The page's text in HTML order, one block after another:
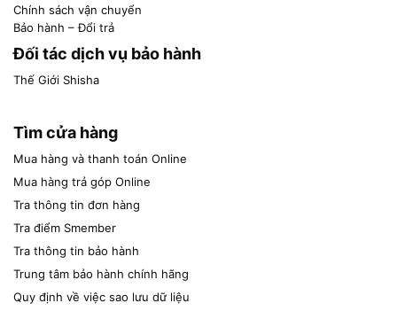
Chính sách vận chuyển
Bảo hành – Đổi trả
Đối tác dịch vụ bảo hành
Thế Giới Shisha
Tìm cửa hàng
Mua hàng và thanh toán Online
Mua hàng trả góp Online
Tra thông tin đơn hàng
Tra điểm Smember
Tra thông tin bảo hành
Trung tâm bảo hành chính hãng
Quy định về việc sao lưu dữ liệu